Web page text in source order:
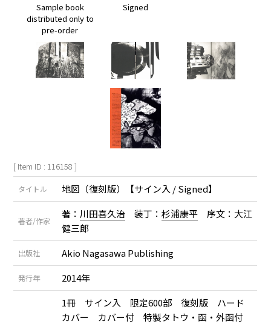
Sample book
distributed only to
pre-order
Signed
[ Item ID : 116158 ]
タイトル 地図（復刻版）【サイン入 / Signed】
著者/作家
著： 川田喜久治 装丁：杉浦康平 序文：大江
健三郎
出版社 Akio Nagasawa Publishing
発行年 2014年
1冊 サイン入 限定600部 復刻版 ハード
カバー カバー付 特製タトウ・函・外函付